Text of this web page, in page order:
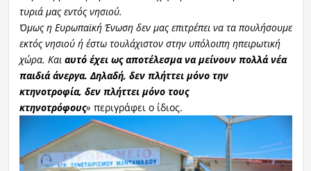
τυριά μας εντός νησιού.
Όμως η Ευρωπαϊκή Ένωση δεν μας επιτρέπει να τα πουλήσουμε
εκτός νησιού ή έστω τουλάχιστον στην υπόλοιπη ηπειρωτική
χώρα. Και αυτό έχει ως αποτέλεσμα να μείνουν πολλά νέα
παιδιά άνεργα. Δηλαδή, δεν πλήττει μόνο την
κτηνοτροφία, δεν πλήττει μόνο τους
κτηνοτρόφους» περιγράφει ο ίδιος.